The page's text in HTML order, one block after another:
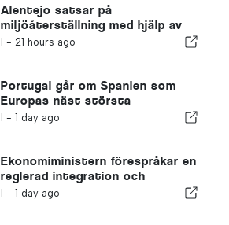
Alentejo satsar på
miljöåterställning med hjälp av
EU-medel
I - 21 hours ago
Portugal går om Spanien som
Europas näst största
skotillverkare
I - 1 day ago
Ekonomiministern förespråkar en
reglerad integration och
garanterar en snabbare väg för
I - 1 day ago